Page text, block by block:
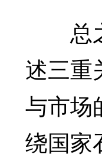
总之
述三重
与市场
绕国家